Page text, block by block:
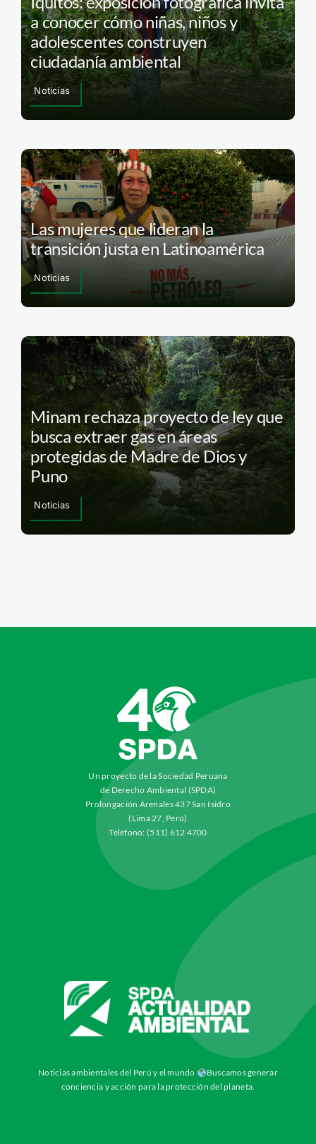
a conocer cómo niñas, niños y
adolescentes construyen
ciudadanía ambiental
Noticias
Las mujeres que lideran la
transición justa en Latinoamérica
Noticias
Minam rechaza proyecto de ley que
busca extraer gas en áreas
protegidas de Madre de Dios y
Puno
Noticias
Un proyecto de la Sociedad Peruana
de Derecho Ambiental (SPDA)
Prolongación Arenales 437 San Isidro
(Lima 27, Perú)
Teléfono: (511) 612 4700
Noticias ambientales del Perú y el mundo
Buscamos generar
conciencia y acción para la protección del planeta.